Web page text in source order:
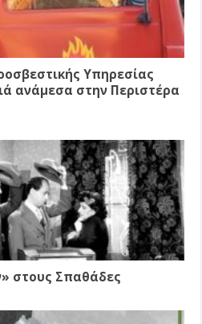
Υπηρεσίας
ανάμεσα στην Περιστέρα
στους Σπαθάδες